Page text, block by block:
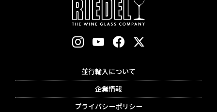
並行輸入について
企業情報
プライバシーポリシー